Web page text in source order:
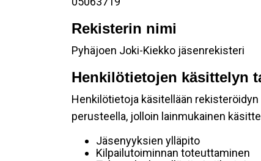
Rekisterin nimi
Pyhäjoen Joki-Kiekko jäsenrekisteri
Henkilötietojen käsittelyn
Henkilötietoja käsitellään
perusteella, jolloin lainmukainen
Jäsenyyksien ylläpito
Kilpailutoiminnan toteuttaminen